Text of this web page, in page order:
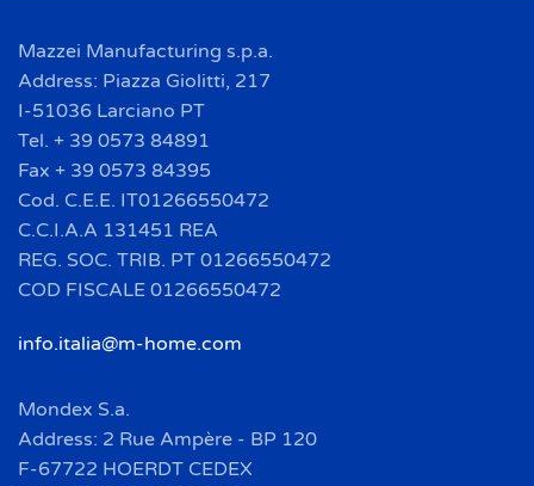
Mazzei Manufacturing s.p.a.
Address: Piazza Giolitti, 217
I-51036 Larciano PT
Tel. + 39 0573 84891
Fax + 39 0573 84395
Cod. C.E.E. IT01266550472
C.C.I.A.A 131451 REA
REG. SOC. TRIB. PT 01266550472
COD FISCALE 01266550472
info.italia@m-home.com
Mondex S.a.
Address: 2 Rue Ampère - BP 120
F-67722 HOERDT CEDEX